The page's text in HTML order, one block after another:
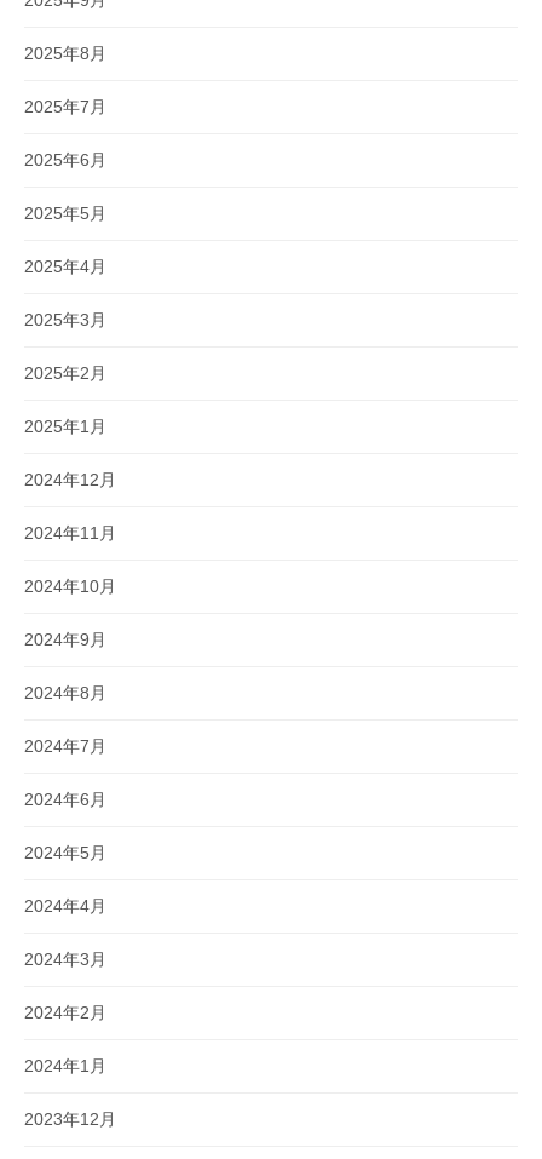
2025年8月
2025年7月
2025年6月
2025年5月
2025年4月
2025年3月
2025年2月
2025年1月
2024年12月
2024年11月
2024年10月
2024年9月
2024年8月
2024年7月
2024年6月
2024年5月
2024年4月
2024年3月
2024年2月
2024年1月
2023年12月